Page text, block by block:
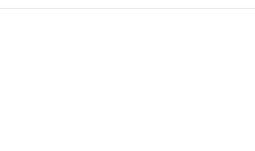
minimum 80,00 zł brutto.